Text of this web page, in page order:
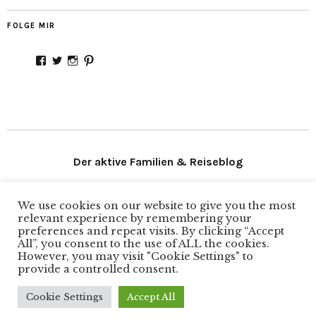
FOLGE MIR
ProfilProfilProfilProfil
Der aktive Familien & Reiseblog
Folge mir
FacebookInstagram
TwitterPinterest
KOOPERATIONEN & WERBUNG JOURNALISTISCHE ARBEITEN
IMPRESSUM & DATENSCHUTZ
We use cookies on our website to give you the most
relevant experience by remembering your
preferences and repeat visits. By clicking “Accept
All”, you consent to the use of ALL the cookies.
However, you may visit "Cookie Settings" to
provide a controlled consent.
Cookie Settings Accept All